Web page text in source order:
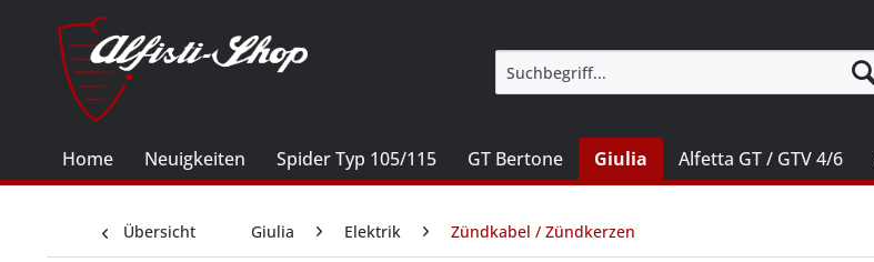
Home Neuigkeiten Spider Typ 105/115 GT Bertone Giulia Alfetta GT / GTV 4/6
Übersicht Giulia Elektrik Zündkabel / Zündkerzen